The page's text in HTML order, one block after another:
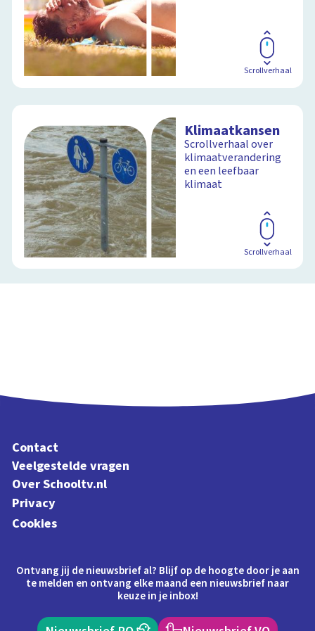
Scrollverhaal
Klimaatkansen
Scrollverhaal over
klimaatverandering
en een leefbaar
klimaat
Scrollverhaal
Contact
Veelgestelde vragen
Over Schooltv.nl
Privacy
Cookies
Ontvang jij de nieuwsbrief al? Blijf op de hoogte door je aan
te melden en ontvang elke maand een nieuwsbrief naar
keuze in je inbox!